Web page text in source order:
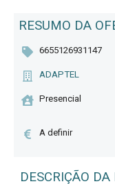
RESUMO DA
6655126931147
ADAPTEL
Presencial
A definir
DESCRIÇÃO